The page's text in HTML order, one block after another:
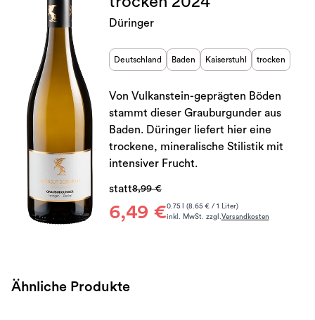
Düringer
Deutschland Baden Kaiserstuhl trocken
Von Vulkanstein-geprägten Böden
stammt dieser Grauburgunder aus
Baden. Düringer liefert hier eine
trockene, mineralische Stilistik mit
intensiver Frucht.
6,49 €
statt8,99 €
0.75 l (8.65 € / 1 Liter)
inkl. MwSt. zzgl.Versandkosten
Ähnliche Produkte